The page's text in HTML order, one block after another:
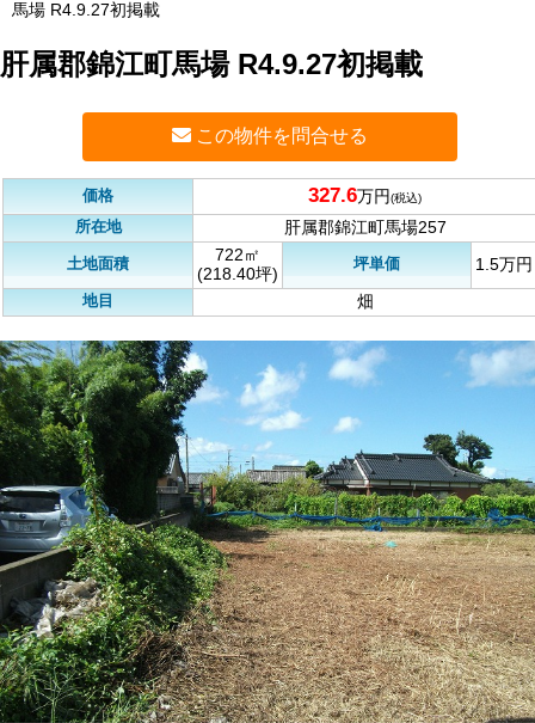
馬場 R4.9.27初掲載
肝属郡錦江町馬場 R4.9.27初掲載
この物件を問合せる
価格 327.6万円(税込)
所在地
肝属郡錦江町馬場257
土地面積
722㎡
(218.40坪)
坪単価
1.5万円
地目
畑